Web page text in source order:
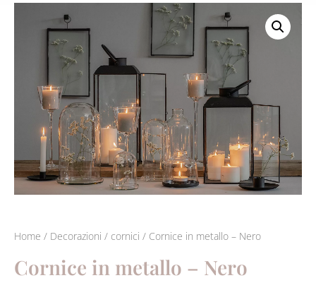
Home / Decorazioni / cornici / Cornice in metallo – Nero
Cornice in metallo – Nero